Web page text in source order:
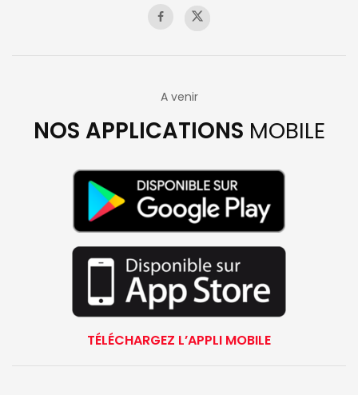
A venir
NOS APPLICATIONS MOBILE
TÉLÉCHARGEZ L’APPLI MOBILE